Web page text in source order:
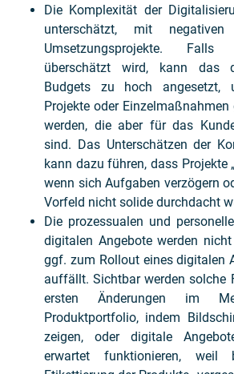
Die Komplexität der
unterschätzt, mit
Umsetzungsprojekte.
überschätzt wird, kann das
Budgets zu hoch angesetzt,
Projekte oder
werden, die aber für das
sind. Das Unterschätzen der
kann dazu führen, dass Projekte
wenn sich Aufgaben verzögern
Vorfeld nicht solide durchdacht
Die prozessualen und
digitalen Angebote werden
ggf. zum Rollout eines digitalen
auffällt. Sichtbar werden solche
ersten Änderungen im
Produktportfolio, indem
zeigen, oder digitale
erwartet funktionieren, weil